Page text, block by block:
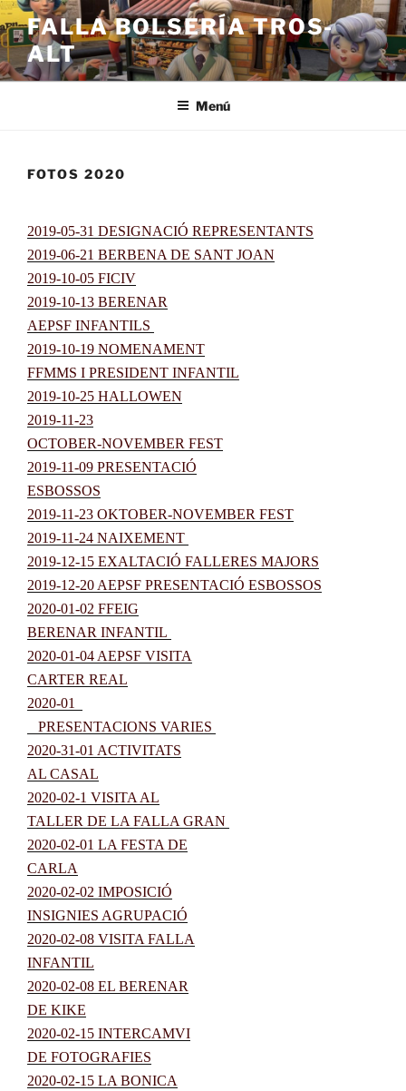
Saltar
al
contenido
FALLA BOLSERÍA TROS-
ALT
Menú
FOTOS 2020
2019-05-31 DESIGNACIÓ REPRESENTANTS
2019-06-21 BERBENA DE SANT JOAN
2019-10-05 FICIV
2019-10-13 BERENAR
AEPSF INFANTILS
2019-10-19 NOMENAMENT
FFMMS I PRESIDENT INFANTIL
2019-10-25 HALLOWEN
2019-11-23
OCTOBER-NOVEMBER FEST
2019-11-09 PRESENTACIÓ
ESBOSSOS
2019-11-23 OKTOBER-NOVEMBER FEST
2019-11-24 NAIXEMENT
2019-12-15 EXALTACIÓ FALLERES MAJORS
2019-12-20 AEPSF PRESENTACIÓ ESBOSSOS
2020-01-02 FFEIG
BERENAR INFANTIL
2020-01-04 AEPSF VISITA
CARTER REAL
2020-01
PRESENTACIONS VARIES
2020-31-01 ACTIVITATS
AL CASAL
2020-02-1 VISITA AL
TALLER DE LA FALLA GRAN
2020-02-01 LA FESTA DE
CARLA
2020-02-02 IMPOSICIÓ
INSIGNIES AGRUPACIÓ
2020-02-08 VISITA FALLA
INFANTIL
2020-02-08 EL BERENAR
DE KIKE
2020-02-15 INTERCAMVI
DE FOTOGRAFIES
2020-02-15 LA BONICA